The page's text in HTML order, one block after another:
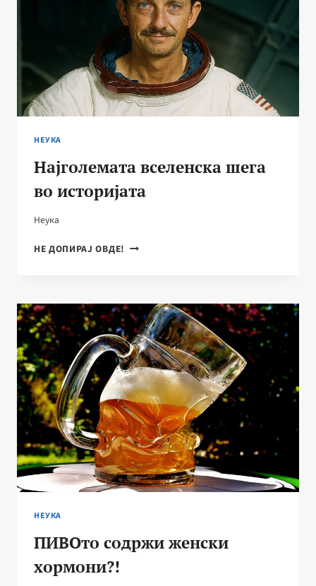
НЕУКА
Најголемата вселенска шега
во историјата
Неука
НЕ ДОПИРАЈ ОВДЕ! НАЈГОЛЕМАТА
ИСТОРИЈАТА
НЕУКА
ПИВОто содржи женски
хормони?!